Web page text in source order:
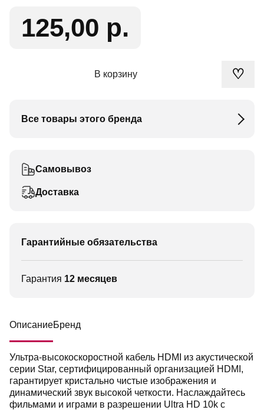
125,00 р.
В корзину ♡
Все товары этого бренда
Самовывоз
Доставка
Гарантийные обязательства
Гарантия 12 месяцев
ОписаниеБренд
Ультра-высокоскоростной кабель HDMI из акустической
серии Star, сертифицированный организацией HDMI,
гарантирует кристально чистые изображения и
динамический звук высокой четкости. Наслаждайтесь
фильмами и играми в разрешении Ultra HD 10k с